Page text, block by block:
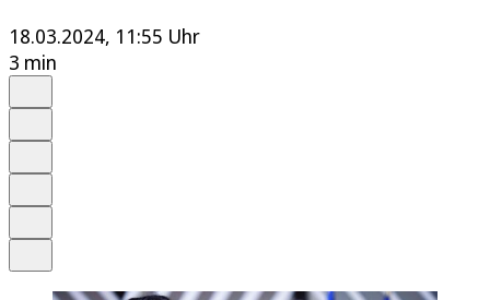
18.03.2024, 11:55 Uhr
3 min